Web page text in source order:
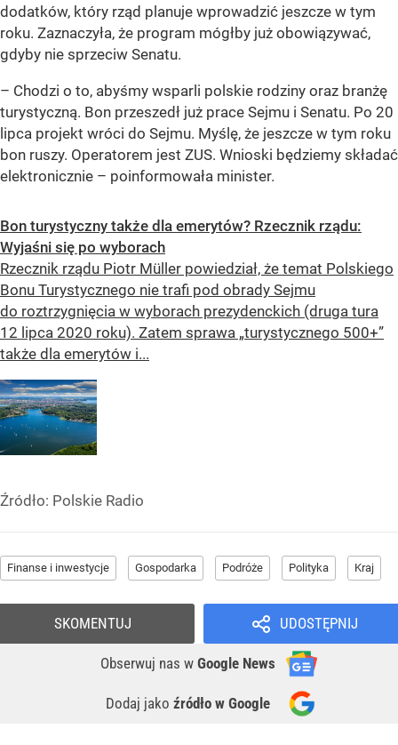
dodatków, który rząd planuje wprowadzić jeszcze w tym
roku. Zaznaczyła, że program mógłby już obowiązywać,
gdyby nie sprzeciw Senatu.
– Chodzi o to, abyśmy wsparli polskie rodziny oraz branżę
turystyczną. Bon przeszedł już prace Sejmu i Senatu. Po 20
lipca projekt wróci do Sejmu. Myślę, że jeszcze w tym roku
bon ruszy. Operatorem jest ZUS. Wnioski będziemy składać
elektronicznie – poinformowała minister.
Bon turystyczny także dla emerytów? Rzecznik rządu:
Wyjaśni się po wyborach
Rzecznik rządu Piotr Müller powiedział, że temat Polskiego
Bonu Turystycznego nie trafi pod obrady Sejmu
do roztrzygnięcia w wyborach prezydenckich (druga tura
12 lipca 2020 roku). Zatem sprawa „turystycznego 500+”
także dla emerytów i...
Źródło: Polskie Radio
Finanse i inwestycje Gospodarka Podróże Polityka Kraj
UDOSTĘPNIJ
Obserwuj nas w Google News
Dodaj jako źródło w Google
SKOMENTUJ